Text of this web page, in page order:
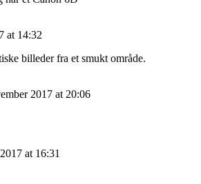
at 14:32
billeder fra et smukt område.
2017 at 20:06
at 16:31